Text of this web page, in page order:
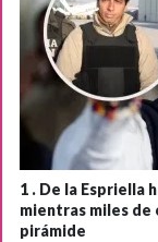
1 . De la Espriella
mientras miles de
pirámide